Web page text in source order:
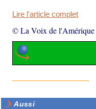
Lire l'article complet
© La Voix de l'Amérique
Aussi